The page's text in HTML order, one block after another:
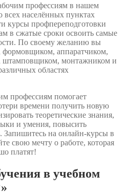
профессиям в нашем
всех населённых пунктах
курсы профпереподготовки
в сжатые сроки освоить самые
По своему желанию вы
формовщиком, аппаратчиком,
штамповщиком, монтажником и
областях
профессиям помогает
времени получить новую
теоретические знания,
и умения, повысить
Запишитесь на онлайн-курсы в
свою мечту о работе, которая
платят!
в учебном